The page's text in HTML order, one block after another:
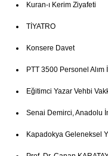
Kuran-ı Kerim Ziyafeti
TİYATRO
Konsere Davet
PTT 3500 Personel Alım
Eğitimci Yazar Vehbi
Senai Demirci, Anadolu
Kapadokya Geleneksel